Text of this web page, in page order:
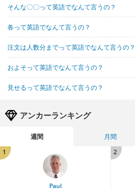
そんな〇〇って英語でなんて言うの？
各って英語でなんて言うの？
注文は人数分までって英語でなんて言うの？
およそって英語でなんて言うの？
見せるって英語でなんて言うの？
アンカーランキング
週間 月間
1
Paul
2